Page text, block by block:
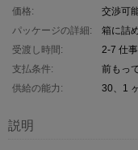
価格:
交渉可
パッケージの詳細:
箱に詰
受渡し時間:
2-7 仕
支払条件:
前もっ
供給の能力:
30、1
説明